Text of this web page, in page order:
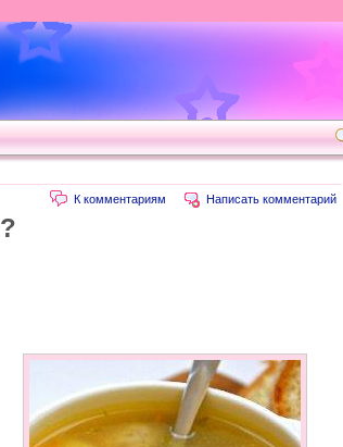
Написать комментарий
К комментариям